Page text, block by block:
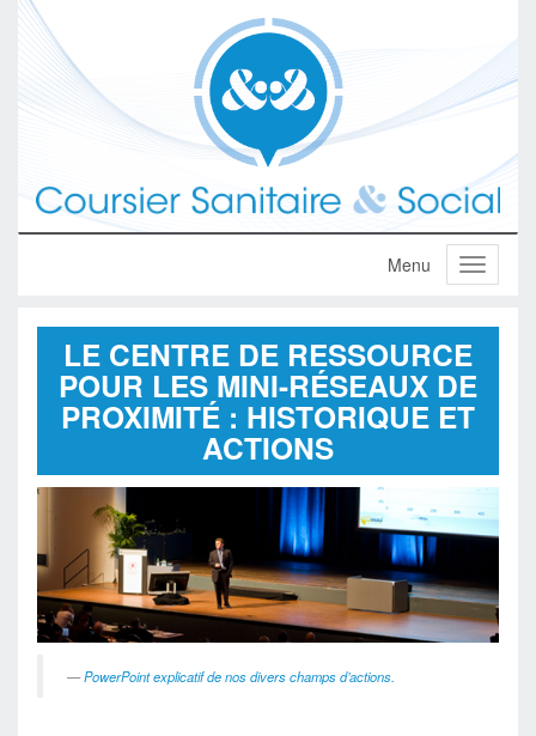
LE CENTRE DE RESSOURCE
POUR LES MINI-RÉSEAUX DE
PROXIMITÉ : HISTORIQUE ET
ACTIONS
PowerPoint explicatif de nos divers champs d’actions.